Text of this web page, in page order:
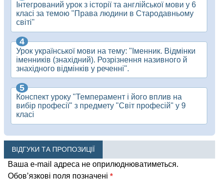
Інтегрований урок з історії та англійської мови у 6
класі за темою "Права людини в Стародавньому
світі"
Урок української мови на тему: "Іменник. Відмінки
іменників (знахідний). Розрізнення називного й
знахідного відмінків у реченні".
Конспект уроку "Темперамент і його вплив на
вибір професії" з предмету "Світ професій" у 9
класі
ВІДГУКИ ТА ПРОПОЗИЦІЇ
Ваша e-mail адреса не оприлюднюватиметься.
Обов’язкові поля позначені *